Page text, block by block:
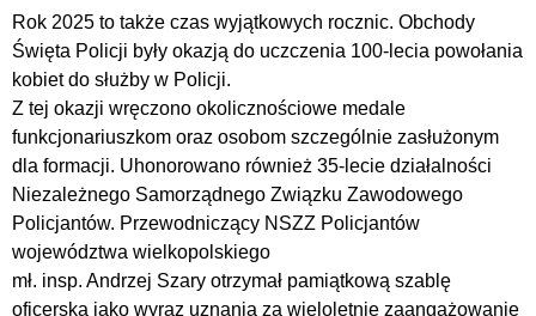
Rok 2025 to także czas wyjątkowych rocznic. Obchody
Święta Policji były okazją do uczczenia 100-lecia powołania
kobiet do służby w Policji.
Z tej okazji wręczono okolicznościowe medale
funkcjonariuszkom oraz osobom szczególnie zasłużonym
dla formacji. Uhonorowano również 35-lecie działalności
Niezależnego Samorządnego Związku Zawodowego
Policjantów. Przewodniczący NSZZ Policjantów
województwa wielkopolskiego
mł. insp. Andrzej Szary otrzymał pamiątkową szablę
oficerską jako wyraz uznania za wieloletnie zaangażowanie